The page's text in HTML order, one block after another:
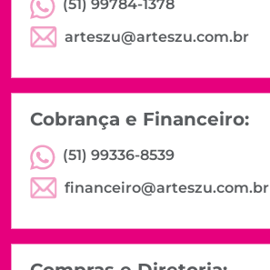
(51) 99784-1378
arteszu@arteszu.com.br
Cobrança e Financeiro:
(51) 99336-8539
financeiro@arteszu.com.br